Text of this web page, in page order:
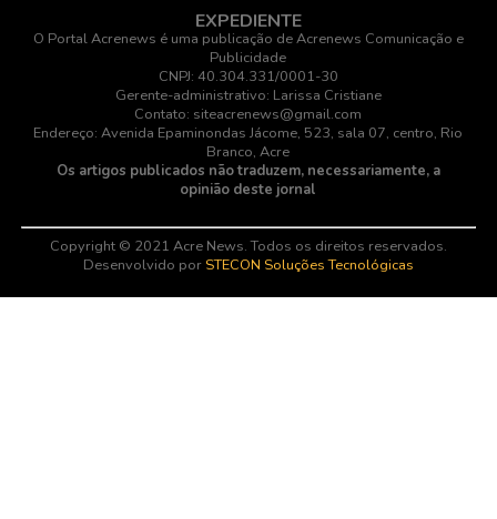
EXPEDIENTE
O Portal Acrenews é uma publicação de Acrenews Comunicação e
Publicidade
CNPJ: 40.304.331/0001-30
Gerente-administrativo: Larissa Cristiane
Contato: siteacrenews@gmail.com
Endereço: Avenida Epaminondas Jácome, 523, sala 07, centro, Rio
Branco, Acre
Os artigos publicados não traduzem, necessariamente, a
opinião deste jornal
Copyright © 2021 Acre News. Todos os direitos reservados.
Desenvolvido por STECON Soluções Tecnológicas